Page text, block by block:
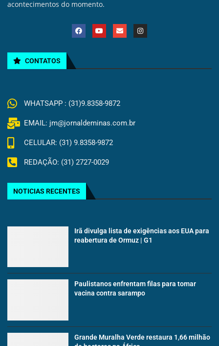
acontecimentos do momento.
CONTATOS
WHATSAPP : (31)9.8358-9872
EMAIL: jm@jornaldeminas.com.br
CELULAR: (31) 9.8358-9872
REDAÇÃO: (31) 2727-0029
NOTICIAS RECENTES
Irã divulga lista de exigências aos EUA para
reabertura de Ormuz | G1
Paulistanos enfrentam filas para tomar
vacina contra sarampo
Grande Muralha Verde restaura 1,66 milhão